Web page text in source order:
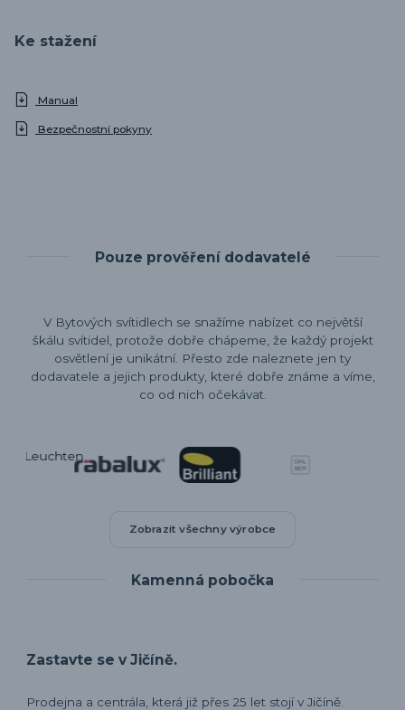
Ke stažení
Manual
Bezpečnostní pokyny
Pouze prověření dodavatelé
V Bytových svítidlech se snažíme nabízet co největší
škálu svítidel, protože dobře chápeme, že každý projekt
osvětlení je unikátní. Přesto zde naleznete jen ty
dodavatele a jejich produkty, které dobře známe a víme,
co od nich očekávat.
Zobrazit všechny výrobce
Kamenná pobočka
Zastavte se v Jičíně.
Prodejna a centrála, která již přes 25 let stojí v Jičíně.